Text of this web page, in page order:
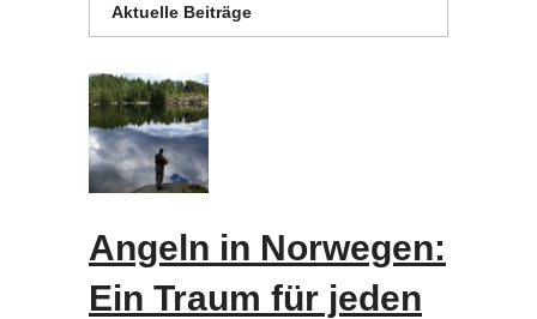
Aktuelle Beiträge
Angeln in Norwegen:
Ein Traum für jeden